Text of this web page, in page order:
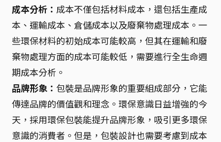
成本分析： 成本不僅包括材料成本，還包括生產成
本、運輸成本、倉儲成本以及廢棄物處理成本。一
些環保材料的初始成本可能較高，但其在運輸和廢
棄物處理方面的成本可能較低，需要進行全生命週
期成本分析。
品牌形象： 包裝是品牌形象的重要組成部分，它能
傳達品牌的價值觀和理念。環保意識日益增強的今
天，採用環保包裝能提升品牌形象，吸引更多環保
意識的消費者。但是，包裝設計也需要考慮到成本